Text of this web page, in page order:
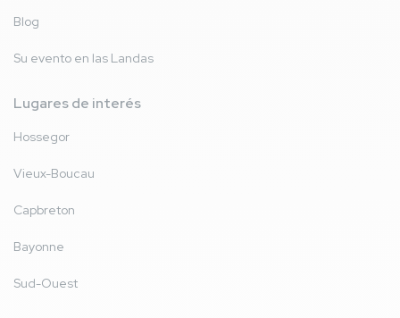
Blog
Su evento en las Landas
Lugares de interés
Hossegor
Vieux-Boucau
Capbreton
Bayonne
Sud-Ouest